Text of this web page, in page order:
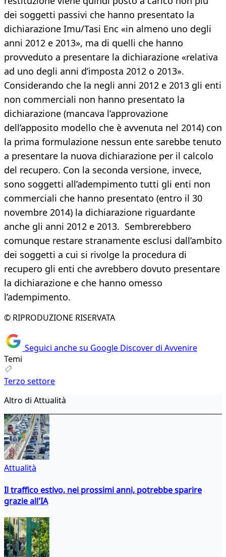
dei soggetti passivi che hanno presentato la
dichiarazione Imu/Tasi Enc «in almeno uno degli
anni 2012 e 2013», ma di quelli che hanno
provveduto a presentare la dichiarazione «relativa
ad uno degli anni d’imposta 2012 o 2013».
Considerando che la negli anni 2012 e 2013 gli enti
non commerciali non hanno presentato la
dichiarazione (mancava l’approvazione
dell’apposito modello che è avvenuta nel 2014) con
la prima formulazione nessun ente sarebbe tenuto
a presentare la nuova dichiarazione per il calcolo
del recupero. Con la seconda versione, invece,
sono soggetti all’adempimento tutti gli enti non
commerciali che hanno presentato (entro il 30
novembre 2014) la dichiarazione riguardante
anche gli anni 2012 e 2013. Sembrerebbero
comunque restare stranamente esclusi dall’ambito
dei soggetti a cui si rivolge la procedura di
recupero gli enti che avrebbero dovuto presentare
la dichiarazione e che hanno omesso
l’adempimento.
© RIPRODUZIONE RISERVATA
Seguici anche su Google Discover di Avvenire
Temi
Terzo settore
Altro di Attualità
Attualità
Il traffico estivo, nei prossimi anni, potrebbe sparire
grazie all'IA